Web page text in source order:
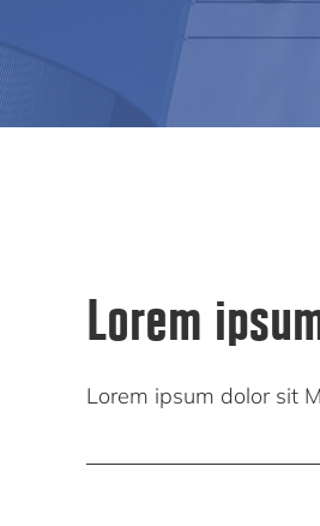
Lorem
Lorem ipsum dolor sit